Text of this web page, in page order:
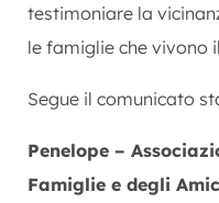
testimoniare la
le famiglie che vivono
Segue il comunicato
Penelope –
Famiglie e degli